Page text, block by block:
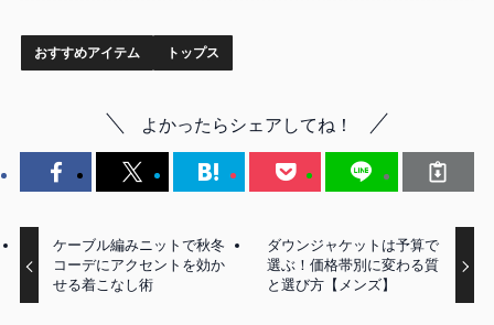
おすすめアイテム トップス
よかったらシェアしてね！
ケーブル編みニットで秋冬
コーデにアクセントを効か
せる着こなし術
ダウンジャケットは予算で
選ぶ！価格帯別に変わる質
と選び方【メンズ】